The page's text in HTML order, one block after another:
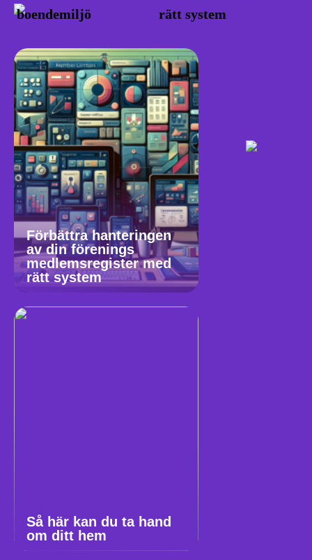
boendemiljö
rätt system
Förbättra hanteringen
av din förenings
medlemsregister med
rätt system
Så här kan du ta hand
om ditt hem